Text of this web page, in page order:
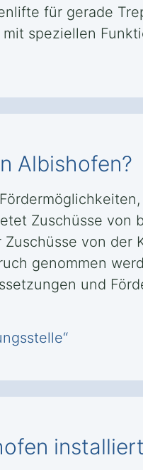
für gerade
speziellen
Albishofen?
Zuschüsse von
von der
genommen
und